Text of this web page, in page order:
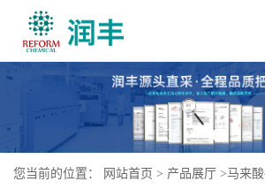
您当前的位置： 网站首页 > 产品展厅 >马来